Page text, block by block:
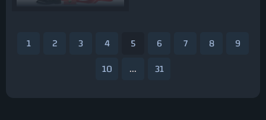
1 2 3 4 5 6 7 8
9
10
... 31